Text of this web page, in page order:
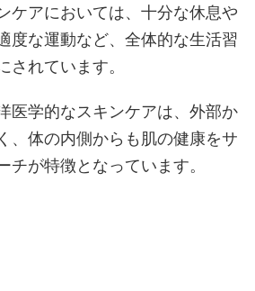
ケアにおいては、十分な休息や
度な運動など、全体的な生活習
されています。
医学的なスキンケアは、外部か
、体の内側からも肌の健康をサ
チが特徴となっています。